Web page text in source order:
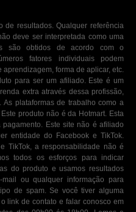
de resultados. Qualquer referência
deve ser interpretada como uma
são obtidos de acordo com o
fatores individuais podem
forma de aplicar, etc.
para ser um afiliado. Este é um
extra através dessa profissão,
As plataformas de trabalho como a
produto não é da Hotmart. Esta
Este site não é afiliado
entidade do Facebook e TikTok.
TikTok, a responsabilidade não é
todos os esforços para indicar
do produto e usamos resultados
ou qualquer informação para
de spam. Se você tiver alguma
link de contato e falar conosco em